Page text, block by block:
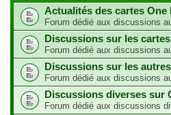
Actualités des cartes One
Forum dédié aux discussions
Discussions sur les
Forum dédié aux discussions
Discussions sur les
Forum dédié aux discussions
Discussions diverses sur
Forum dédié aux discussions